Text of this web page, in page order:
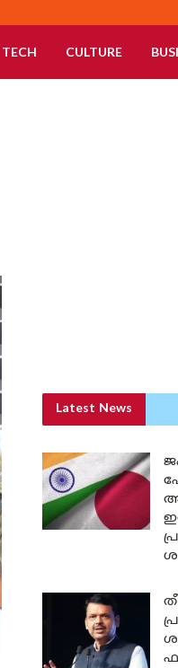
TECH CULTURE
Latest News